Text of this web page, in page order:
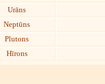
Urāns
Neptūns
Plutons
Hīrons